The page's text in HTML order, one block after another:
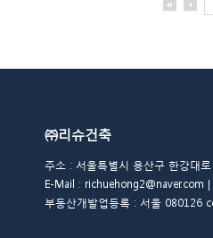
㈜리슈건축
주소 : 서울특별시 용산구 한강대
E-Mail :
부동산개발업등록 : 서울 080126